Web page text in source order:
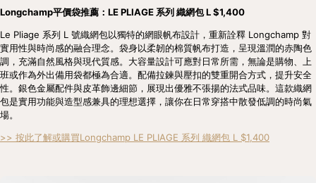
Longchamp平價袋推薦：LE PLIAGE 系列 織網包 L $1,400
Le Pliage 系列 L 號織網包以獨特的網眼帆布設計，重新詮釋 Longchamp 對
實用性與時尚感的融合理念。袋身以柔韌的棉質帆布打造，呈現溫潤的赤陶色
調，充滿自然風格與現代質感。大容量設計可應對日常所需，無論是購物、上
班或作為外出備用袋都極為合適。配備拉鍊與壓扣的雙重開合方式，提升安全
性。銀色金屬配件與皮革飾邊細節，展現出優雅不張揚的法式品味。這款織網
包是實用功能與造型感兼具的理想選擇，讓你在日常穿搭中散發低調的時尚氣
場。
>> 按此了解或購買Longchamp LE PLIAGE 系列 織網包 L $1,400